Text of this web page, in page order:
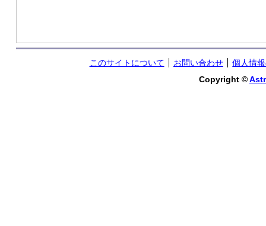
このサイトについて お問い合わせ
個人情
Copyright ©